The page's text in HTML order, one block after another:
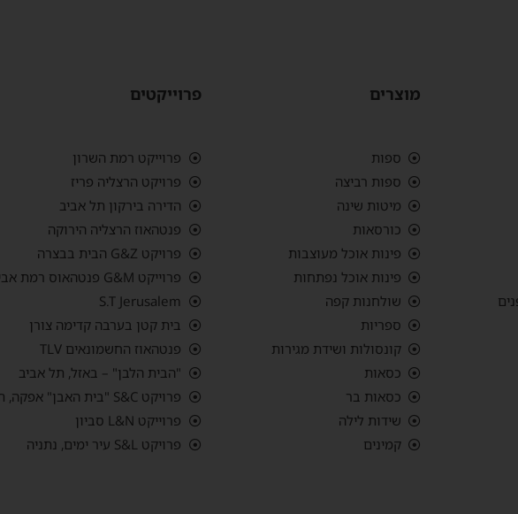
מוצרים
ספות
ספות רביצה
מיטות שינה
כורסאות
פינות אוכל מעוצבות
פינות אוכל נפתחות
שולחנות קפה
ספריות
קונסולות ושידת מגירות
כסאות
כסאות בר
שידות לילה
קמינים
פרוייקטים
פרוייקט רמת השרון
פרויקט הרצליה פריז
הדירה בירקון תל אביב
פנטהאוז הרצליה הירוקה
פרויקט G&Z הבית בבצרה
פרוייקט G&M פנטהאוס רמת אביב ג'
S.T Jerusalem
בית קטן בערבה קדימה צורן
פנטהאוז החשמונאים TLV
"הבית הלבן" – באזל, תל אביב
פרויקט S&C "בית האבן" אפקה, תל אביב
פרוייקט L&N סביון
פרויקט S&L עיר ימים, נתניה